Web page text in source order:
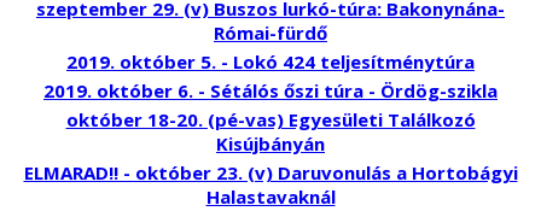
szeptember 29. (v) Buszos lurkó-túra: Bakonynána-
Római-fürdő
2019. október 5. - Lokó 424 teljesítménytúra
2019. október 6. - Sétálós őszi túra - Ördög-szikla
október 18-20. (pé-vas) Egyesületi Találkozó
Kisújbányán
ELMARAD!! - október 23. (v) Daruvonulás a Hortobágyi
Halastavaknál